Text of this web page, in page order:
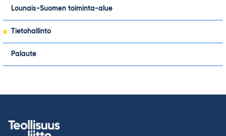
Lounais-Suomen toiminta-alue
Tietohallinto
Palaute